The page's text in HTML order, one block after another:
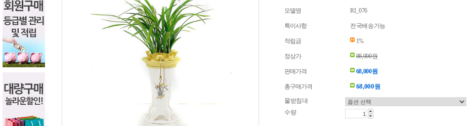
모델명 RI_076
특이사항 전국배송가능
적립금 1%
정상가 88,000원
판매가격 68,000원
총구매가격 68,000원
물받침대
수량